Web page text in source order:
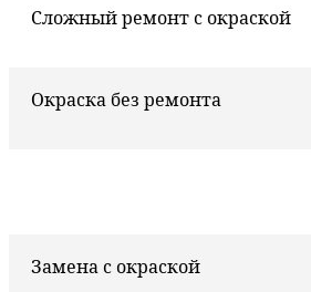
Сложный ремонт с окраской
Окраска без ремонта
Замена с окраской